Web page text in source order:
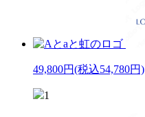
49,800円(税込54,780円)
1